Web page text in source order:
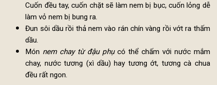
hạt lựu. Su hào, cà rốt thái sợi chỉ. Rau mùi nhặt,
sạch, thái nhỏ. Nấm hương, mộc nhĩ ngâm nước
rửa sạch và thái nhỏ.
Cho tất cả nguyên liệu vào bát lớn, thêm gia vị và hạt
trộn đều và đánh nát mịn đậu phụ, để 5-7 phút cho
đều gia vị.